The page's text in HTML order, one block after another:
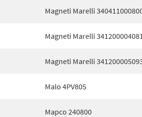
Magneti Marelli
Magneti Marelli
Magneti Marelli
Malo 4PV805
Mapco 240800